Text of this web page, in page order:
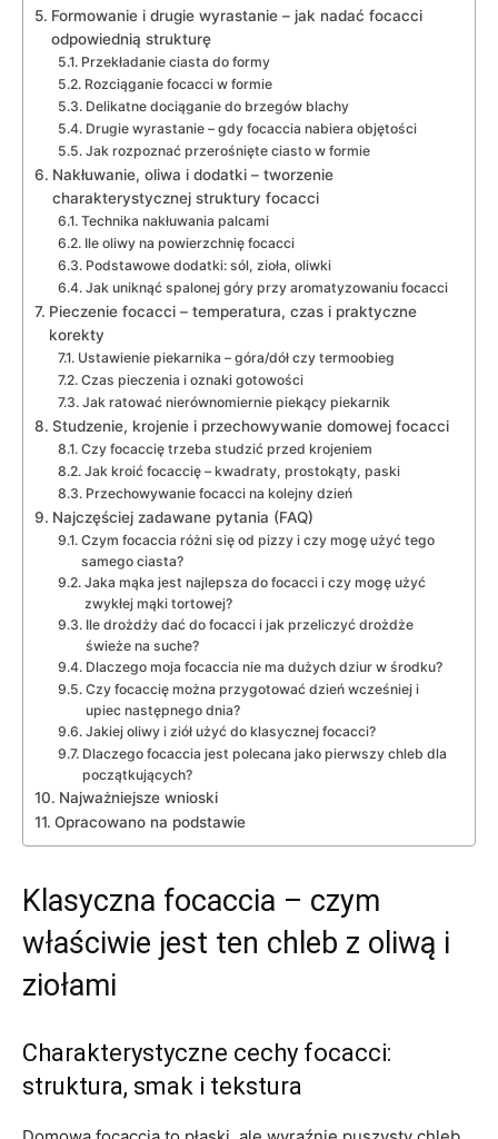
Formowanie i drugie wyrastanie – jak nadać focacci
odpowiednią strukturę
Przekładanie ciasta do formy
Rozciąganie focacci w formie
Delikatne dociąganie do brzegów blachy
Drugie wyrastanie – gdy focaccia nabiera objętości
Jak rozpoznać przerośnięte ciasto w formie
Nakłuwanie, oliwa i dodatki – tworzenie
charakterystycznej struktury focacci
Technika nakłuwania palcami
Ile oliwy na powierzchnię focacci
Podstawowe dodatki: sól, zioła, oliwki
Jak uniknąć spalonej góry przy aromatyzowaniu focacci
Pieczenie focacci – temperatura, czas i praktyczne
korekty
Ustawienie piekarnika – góra/dół czy termoobieg
Czas pieczenia i oznaki gotowości
Jak ratować nierównomiernie piekący piekarnik
Studzenie, krojenie i przechowywanie domowej focacci
Czy focaccię trzeba studzić przed krojeniem
Jak kroić focaccię – kwadraty, prostokąty, paski
Przechowywanie focacci na kolejny dzień
Najczęściej zadawane pytania (FAQ)
Czym focaccia różni się od pizzy i czy mogę użyć tego
samego ciasta?
Jaka mąka jest najlepsza do focacci i czy mogę użyć
zwykłej mąki tortowej?
Ile drożdży dać do focacci i jak przeliczyć drożdże
świeże na suche?
Dlaczego moja focaccia nie ma dużych dziur w środku?
Czy focaccię można przygotować dzień wcześniej i
upiec następnego dnia?
Jakiej oliwy i ziół użyć do klasycznej focacci?
Dlaczego focaccia jest polecana jako pierwszy chleb dla
początkujących?
Najważniejsze wnioski
Opracowano na podstawie
Klasyczna focaccia – czym
właściwie jest ten chleb z oliwą i
ziołami
Charakterystyczne cechy focacci:
struktura, smak i tekstura